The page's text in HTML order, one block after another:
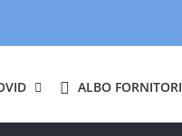
ALBO FORNITORI